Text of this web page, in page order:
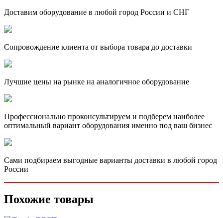
Доставим оборудование в любой город России и СНГ
Сопровождение клиента от выбора товара до доставки
Лучшие цены на рынке на аналогичное оборудование
Профессионально проконсультируем и подберем наиболее
оптимальный вариант оборудования именно под ваш бизнес
Сами подбираем выгодные варианты доставки в любой город
России
Похожие товары